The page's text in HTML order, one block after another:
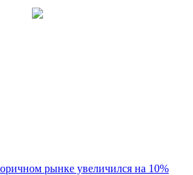
рынке увеличился на 10%